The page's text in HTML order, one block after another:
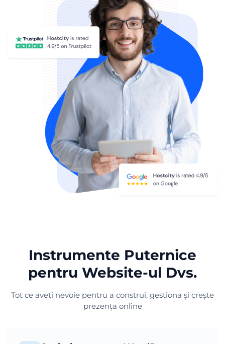
Instrumente Puternice
pentru Website-ul Dvs.
Tot ce aveți nevoie pentru a construi, gestiona și crește
prezența online